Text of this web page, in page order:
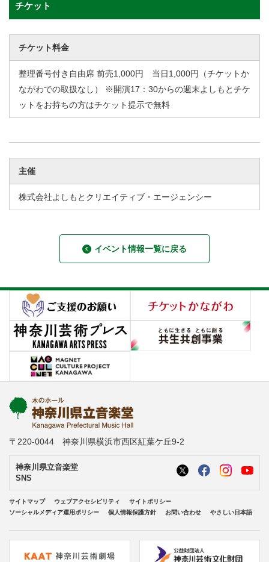
チケット
チケット料金
整理番号付き自由席 前売1,000円 当日1,000円（チケットか
ながわでの取扱なし） ※開演17：30からの週末よしもとチケ
ットをお持ちの方はチケット提示で無料
主催
株式会社よしもとクリエイティブ・エージェンシー
イベント情報一覧に戻る
〒220-0044 神奈川県横浜市西区紅葉ケ丘9-2
神奈川県立音楽堂
SNS
サイトマップ ウェブアクセシビリティ
サイトポリシー
ソーシャルメディア運用ポリシー
個人情報保護方針 お問い合わせ やさしい日本語